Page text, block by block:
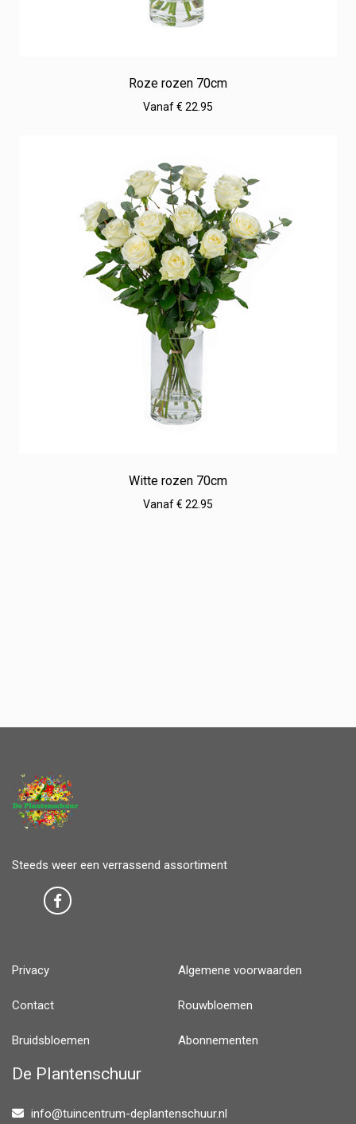
Roze rozen 70cm
Vanaf € 22.95
Witte rozen 70cm
Vanaf € 22.95
Steeds weer een verrassend assortiment
Privacy Algemene voorwaarden
Contact Rouwbloemen
Bruidsbloemen Abonnementen
De Plantenschuur
info@tuincentrum-deplantenschuur.nl